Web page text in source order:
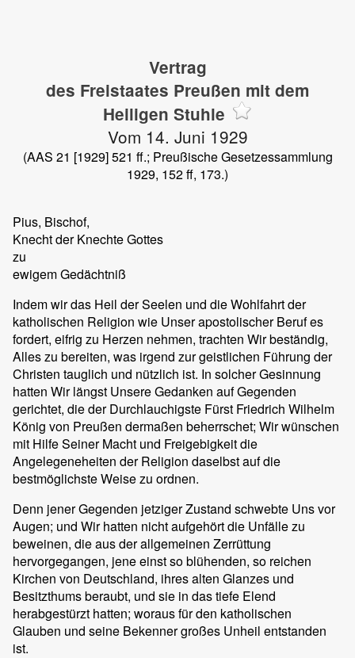
Vertrag
des Freistaates Preußen mit dem
Heiligen Stuhle
Vom 14. Juni 1929
(AAS 21 [1929] 521 ff.; Preußische Gesetzessammlung
1929, 152 ff, 173.)
Pius, Bischof,
Knecht der Knechte Gottes
zu
ewigem Gedächtniß
Indem wir das Heil der Seelen und die Wohlfahrt der
katholischen Religion wie Unser apostolischer Beruf es
fordert, eifrig zu Herzen nehmen, trachten Wir beständig,
Alles zu bereiten, was irgend zur geistlichen Führung der
Christen tauglich und nützlich ist. In solcher Gesinnung
hatten Wir längst Unsere Gedanken auf Gegenden
gerichtet, die der Durchlauchigste Fürst Friedrich Wilhelm
König von Preußen dermaßen beherrschet; Wir wünschen
mit Hilfe Seiner Macht und Freigebigkeit die
Angelegeneheiten der Religion daselbst auf die
bestmöglichste Weise zu ordnen.
Denn jener Gegenden jetziger Zustand schwebte Uns vor
Augen; und Wir hatten nicht aufgehört die Unfälle zu
beweinen, die aus der allgemeinen Zerrüttung
hervorgegangen, jene einst so blühenden, so reichen
Kirchen von Deutschland, ihres alten Glanzes und
Besitzthums beraubt, und sie in das tiefe Elend
herabgestürzt hatten; woraus für den katholischen
Glauben und seine Bekenner großes Unheil entstanden
ist.